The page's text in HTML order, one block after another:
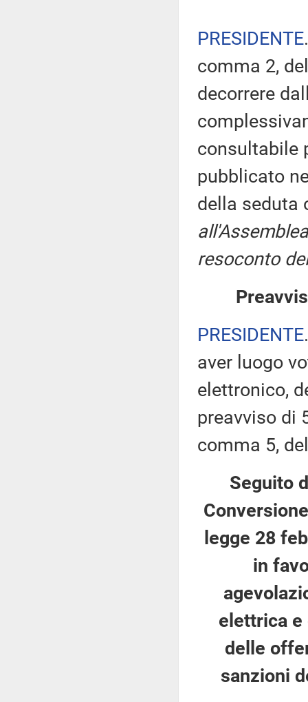
PRESIDENTE
comma 2,
decorrere
consultabile
pubblicato
della seduta
resoconto
PRESIDENTE
aver luogo
elettronico,
preavviso di
comma 5,
Seguito
legge 28
in
elettrica e
delle
sanzioni